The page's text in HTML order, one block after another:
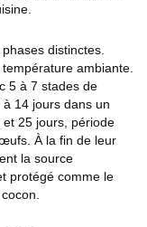
distinctes.
ambiante.
5 à 7 stades de
14 jours dans un
et 25 jours, période
À la fin de leur
la source
protégé comme le